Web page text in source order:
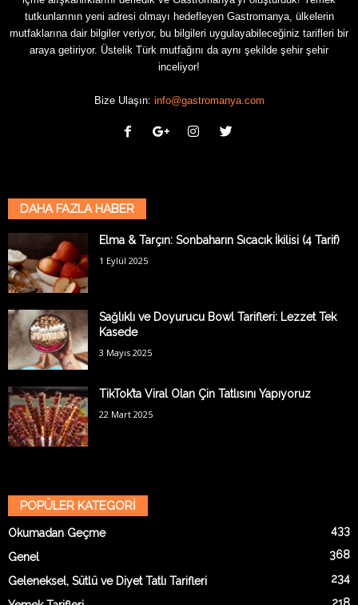
tutkunlarının yeni adresi olmayı hedefleyen Gastromanya, ülkelerin
mutfaklarına dair bilgiler veriyor, bu bilgileri uygulayabileceğiniz tarifleri bir
araya getiriyor. Üstelik Türk mutfağını da aynı şekilde şehir şehir
inceliyor!
Bize Ulaşın: info@gastromanya.com
DAHA FAZLA HABER
Elma & Tarçın: Sonbaharın Sıcacık İkilisi (4 Tarif)
1 Eylül 2025
Sağlıklı ve Doyurucu Bowl Tarifleri: Lezzet Tek
Kasede
3 Mayıs 2025
TikTok’ta Viral Olan Çin Tatlısını Yapıyoruz
22 Mart 2025
POPÜLER KATEGORİ
Okumadan Geçme 433
Genel 368
Geleneksel, Sütlü ve Diyet Tatlı Tarifleri 234